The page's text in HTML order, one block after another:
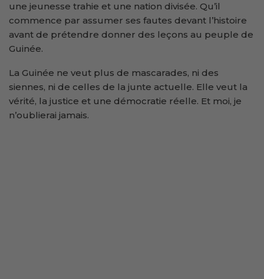
une jeunesse trahie et une nation divisée. Qu’il
commence par assumer ses fautes devant l’histoire
avant de prétendre donner des leçons au peuple de
Guinée.
La Guinée ne veut plus de mascarades, ni des
siennes, ni de celles de la junte actuelle. Elle veut la
vérité, la justice et une démocratie réelle. Et moi, je
n’oublierai jamais.